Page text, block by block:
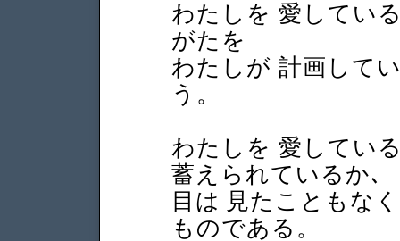
わたしを 愛してい
がたを
わたしが 計画して
う。
わたしを 愛してい
蓄えられているか､
目は 見たこともな
ものである。